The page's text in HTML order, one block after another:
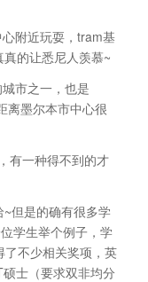
附近玩耍，tram基
的让悉尼人羡慕~
市之一，也是
离墨尔本市中心很
有一种得不到的才
但是的确有很多学
学生举个例子，学
不少相关奖项，英
士（要求双非均分